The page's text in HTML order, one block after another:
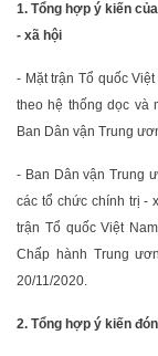
1. Tổng hợp ý kiến
- xã hội
- Mặt trận Tổ quốc
theo hệ thống dọc và
Ban Dân vận Trung
- Ban Dân vận Trung
các tổ chức chính trị -
trận Tổ quốc Việt
Chấp hành Trung
20/11/2020.
2. Tổng hợp ý kiến